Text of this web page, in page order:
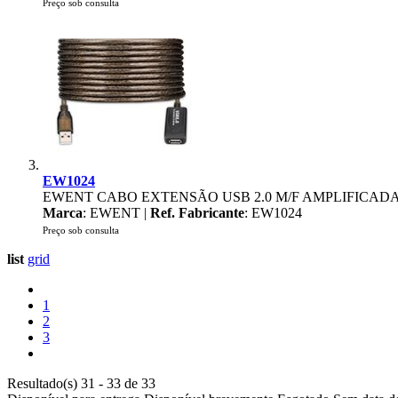
Preço sob consulta
EW1024
EWENT CABO EXTENSÃO USB 2.0 M/F
Marca: EWENT | Ref. Fabricante: EW1024
Preço sob consulta
list grid
1
2
3
Resultado(s) 31 - 33 de 33